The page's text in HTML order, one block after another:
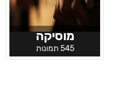
מוסיקה
545 תמונות